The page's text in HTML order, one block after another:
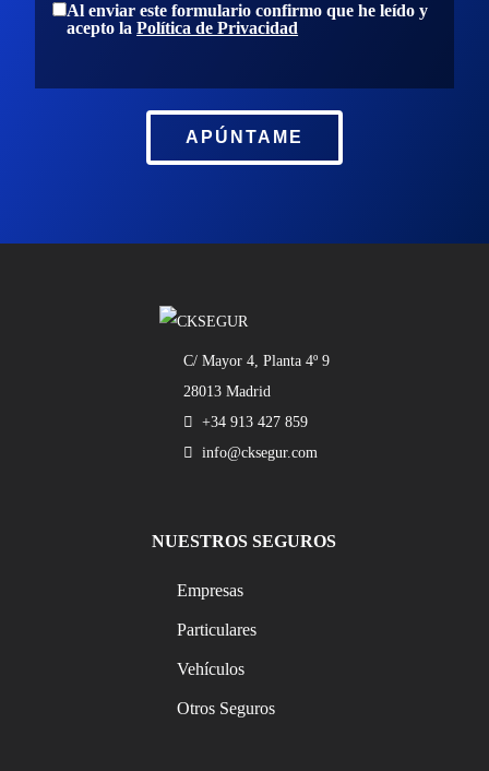
Al enviar este formulario confirmo que he leído y
acepto laPolítica de Privacidad
APÚNTAME
C/ Mayor 4, Planta 4º 9
28013 Madrid
+34 913 427 859
info@cksegur.com
NUESTROS SEGUROS
Empresas
Particulares
Vehículos
Otros Seguros